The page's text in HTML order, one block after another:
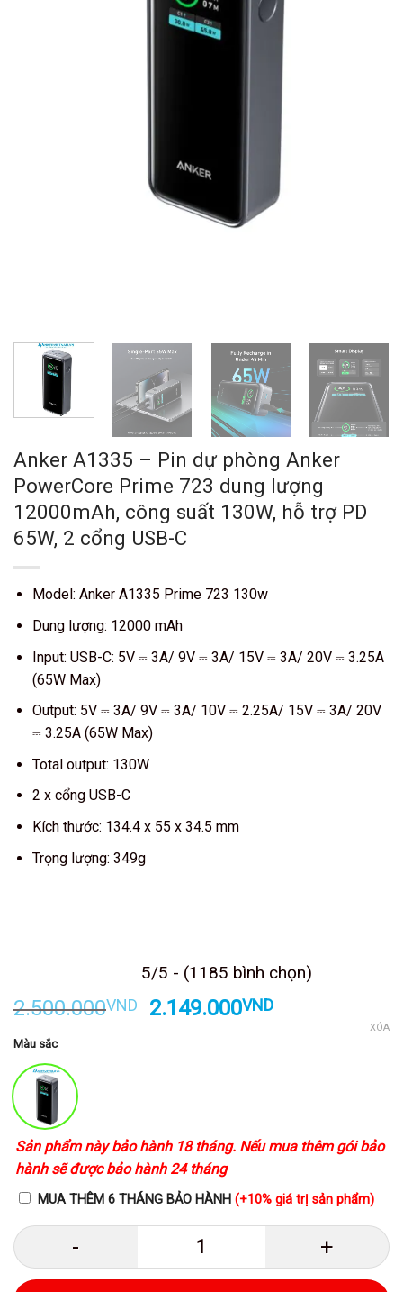
Anker A1335 – Pin dự phòng Anker
PowerCore Prime 723 dung lượng
12000mAh, công suất 130W, hỗ trợ PD
65W, 2 cổng USB-C
Model: Anker A1335 Prime 723 130w
Dung lượng: 12000 mAh
Input: USB-C: 5V ⎓ 3A/ 9V ⎓ 3A/ 15V ⎓ 3A/ 20V ⎓ 3.25A
(65W Max)
Output: 5V ⎓ 3A/ 9V ⎓ 3A/ 10V ⎓ 2.25A/ 15V ⎓ 3A/ 20V
⎓ 3.25A (65W Max)
Total output: 130W
2 x cổng USB-C
Kích thước: 134.4 x 55 x 34.5 mm
Trọng lượng: 349g
5/5 - (1185 bình chọn)
2.500.000VND
Giá
2.149.000VNDGiá
Màu sắc
XÓA
Sản phẩm này bảo hành 18 tháng. Nếu mua thêm gói bảo
hành sẽ được bảo hành 24 tháng
MUA THÊM 6 THÁNG BẢO HÀNH (+10% giá trị sản phẩm)
Anker A1335 - Pin dự phòng